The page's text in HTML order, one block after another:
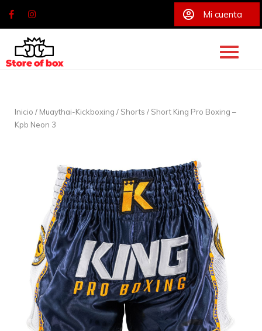
Mi cuenta
content
Inicio / Muaythai-Kickboxing / Shorts / Short King Pro Boxing –
Kpb Neon 3